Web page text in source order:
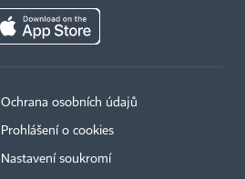
Ochrana osobních údajů
Prohlášení o cookies
Nastavení soukromí